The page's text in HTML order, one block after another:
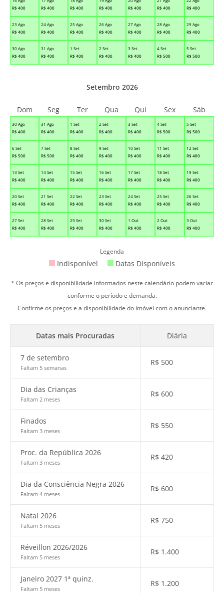
R$ 400
R$ 400
R$ 400
R$ 400
R$ 400
R$ 400
R$ 400
23 Ago
R$ 400
24 Ago
R$ 400
25 Ago
R$ 400
26 Ago
R$ 400
27 Ago
R$ 400
28 Ago
R$ 400
29 Ago
R$ 400
30 Ago
R$ 400
31 Ago
R$ 400
1 Set
R$ 400
2 Set
R$ 400
3 Set
R$ 400
4 Set
R$ 500
5 Set
R$ 500
30 Ago
R$ 400
31 Ago
R$ 400
1 Set
R$ 400
2 Set
R$ 400
3 Set
R$ 400
4 Set
R$ 500
5 Set
R$ 500
6 Set
R$ 500
7 Set
R$ 500
8 Set
R$ 400
9 Set
R$ 400
10 Set
R$ 400
11 Set
R$ 400
12 Set
R$ 400
13 Set
R$ 400
14 Set
R$ 400
15 Set
R$ 400
16 Set
R$ 400
17 Set
R$ 400
18 Set
R$ 400
19 Set
R$ 400
20 Set
R$ 400
21 Set
R$ 400
22 Set
R$ 400
23 Set
R$ 400
24 Set
R$ 400
25 Set
R$ 400
26 Set
R$ 400
27 Set
R$ 400
28 Set
R$ 400
29 Set
R$ 400
30 Set
R$ 400
1 Out
R$ 400
2 Out
R$ 400
3 Out
R$ 400
Setembro 2026
Dom Seg Ter Qua Qui Sex Sáb
Legenda
Indisponível Datas Disponíveis
* Os preços e disponibilidade informados neste calendário podem variar
conforme o período e demanda.
Confirme os preços e a disponibilidade do imóvel com o anunciante.
Datas mais Procuradas Diária
7 de setembro
Faltam 5 semanas
R$ 500
Dia das Crianças
Faltam 2 meses
R$ 600
Finados
Faltam 3 meses
R$ 550
Proc. da República 2026
Faltam 3 meses
R$ 420
Dia da Consciência Negra 2026
Faltam 4 meses
R$ 600
Natal 2026
Faltam 5 meses
R$ 750
Réveillon 2026/2026
Faltam 5 meses
R$ 1.400
Janeiro 2027 1ª quinz.
Faltam 5 meses
R$ 1.200